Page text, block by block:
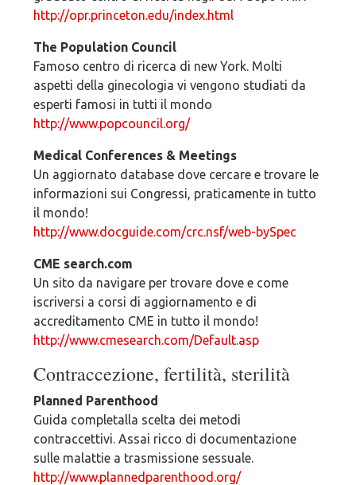
http://opr.princeton.edu/index.html
The Population Council
Famoso centro di ricerca di new York. Molti
aspetti della ginecologia vi vengono studiati da
esperti famosi in tutti il mondo
http://www.popcouncil.org/
Medical Conferences & Meetings
Un aggiornato database dove cercare e trovare le
informazioni sui Congressi, praticamente in tutto
il mondo!
http://www.docguide.com/crc.nsf/web-bySpec
CME search.com
Un sito da navigare per trovare dove e come
iscriversi a corsi di aggiornamento e di
accreditamento CME in tutto il mondo!
http://www.cmesearch.com/Default.asp
Contraccezione, fertilità, sterilità
Planned Parenthood
Guida completalla scelta dei metodi
contraccettivi. Assai ricco di documentazione
sulle malattie a trasmissione sessuale.
http://www.plannedparenthood.org/